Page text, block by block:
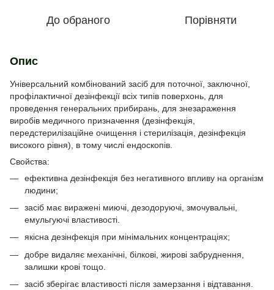
До обраного Порівняти
Опис
Універсальний комбінований засіб для поточної, заключної,
профілактичної дезінфекції всіх типів поверхонь, для
проведення генеральних прибирань, для знезараження
виробів медичного призначення (дезінфекція,
передстерилізаційне очищення і стерилізація, дезінфекція
високого рівня), в тому числі ендоскопів.
Свойства:
ефективна дезінфекція без негативного впливу на організм
людини;
засіб має виражені миючі, дезодоруючі, змочувальні,
емульгуючі властивості.
якісна дезінфекція при мінімальних концентраціях;
добре видаляє механічні, білкові, жирові забруднення,
залишки крові тощо.
засіб зберігає властивості після замерзання і відтавання.